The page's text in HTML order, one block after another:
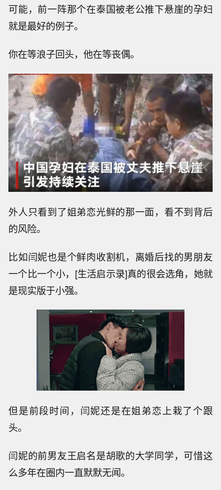
可能，前一阵那个在泰国被老公推下悬崖的孕妇
就是最好的例子。
你在等浪子回头，他在等丧偶。
外人只看到了姐弟恋光鲜的那一面，看不到背后
的风险。
比如闫妮也是个鲜肉收割机，离婚后找的男朋友
一个比一个小，[生活启示录]真的很会选角，她就
是现实版于小强。
但是前段时间，闫妮还是在姐弟恋上栽了个跟
头。
闫妮的前男友王启名是胡歌的大学同学，可惜这
么多年在圈内一直默默无闻。